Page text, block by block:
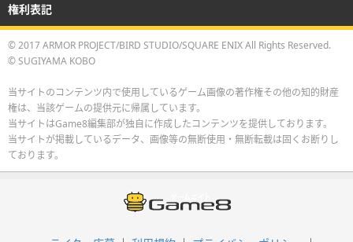
権利表記
© 2017 ARMOR PROJECT/BIRD STUDIO/SQUARE ENIX All Rights Reserved.
© SUGIYAMA KOBO
当サイトのコンテンツ内で使用しているゲーム画像の著作権その他の知的財産
権は、当該ゲームの提供元に帰属しています。
当サイトはGame8編集部が独自に作成したコンテンツを提供しております。
当サイトが掲載しているデータ、画像等の無断使用・無断転載は固くお断りし
ております。